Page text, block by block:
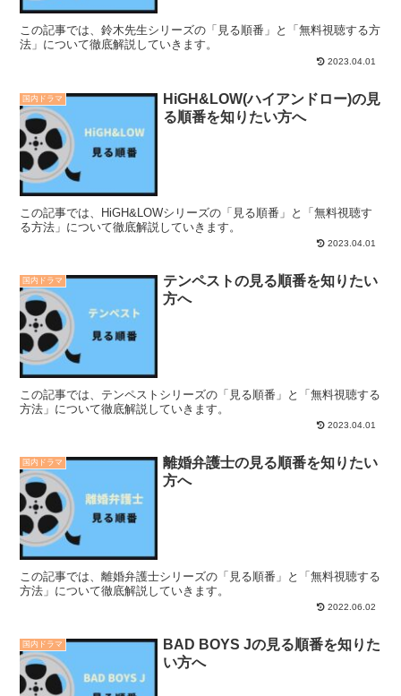
この記事では、鈴木先生シリーズの「見る順番」と「無料視聴する方
法」について徹底解説していきます。
2023.04.01
国内ドラマ
HiGH&LOW(ハイアンドロー)の見
る順番を知りたい方へ
この記事では、HiGH&LOWシリーズの「見る順番」と「無料視聴す
る方法」について徹底解説していきます。
2023.04.01
国内ドラマ
テンペストの見る順番を知りたい
方へ
この記事では、テンペストシリーズの「見る順番」と「無料視聴する
方法」について徹底解説していきます。
2023.04.01
国内ドラマ
離婚弁護士の見る順番を知りたい
方へ
この記事では、離婚弁護士シリーズの「見る順番」と「無料視聴する
方法」について徹底解説していきます。
2022.06.02
国内ドラマ
BAD BOYS Jの見る順番を知りた
い方へ